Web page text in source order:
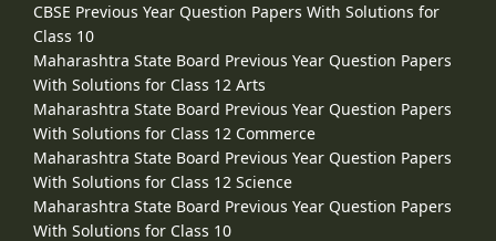
CBSE Previous Year Question Papers With Solutions for
Class 10
Maharashtra State Board Previous Year Question Papers
With Solutions for Class 12 Arts
Maharashtra State Board Previous Year Question Papers
With Solutions for Class 12 Commerce
Maharashtra State Board Previous Year Question Papers
With Solutions for Class 12 Science
Maharashtra State Board Previous Year Question Papers
With Solutions for Class 10